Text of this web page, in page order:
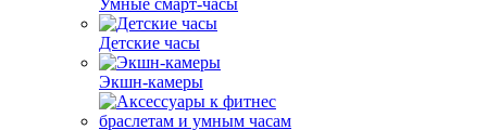
Умные смарт-часы
Детские часы
Экшн-камеры